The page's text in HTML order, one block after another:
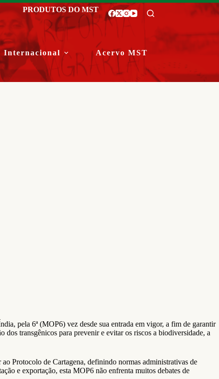
PRODUTOS DO MST
Internacional Acervo MST
pela 6ª (MOP6) vez desde sua entrada em vigor, a fim de garantir
transgênicos para prevenir e evitar os riscos a biodiversidade, a
Protocolo de Cartagena, definindo normas administrativas de
e exportação, esta MOP6 não enfrenta muitos debates de